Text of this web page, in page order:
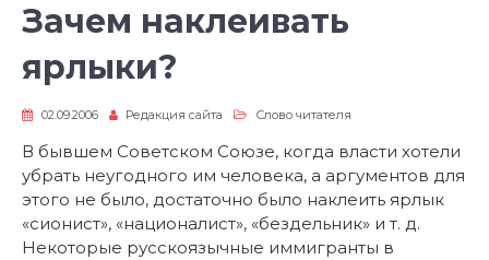
Зачем наклеивать
ярлыки?
02.09.2006 Редакция сайта Слово читателя
В бывшем Советском Союзе, когда власти хотели
убрать неугодного им человека, а аргументов для
этого не было, достаточно было наклеить ярлык
«сионист», «националист», «бездельник» и т. д.
Некоторые русскоязычные иммигранты в